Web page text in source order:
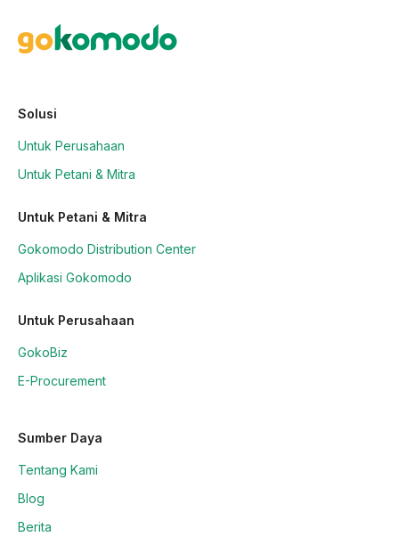
Solusi
Untuk Perusahaan
Untuk Petani & Mitra
Untuk Petani & Mitra
Gokomodo Distribution Center
Aplikasi Gokomodo
Untuk Perusahaan
GokoBiz
E-Procurement
Sumber Daya
Tentang Kami
Blog
Berita